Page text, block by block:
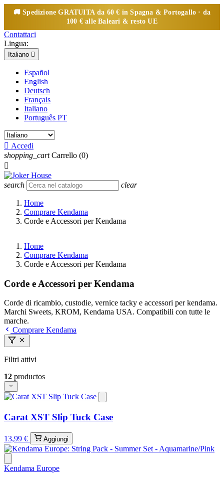
🚚 SpedizioneGRATUITA da 60 € in Spagna & Portogallo · da
100 € alle Baleari & resto UE
Contattaci
Lingua:
Italiano 
Español
English
Deutsch
Français
Italiano
Português PT
 Accedi
shopping_cart Carrello (0)

search clear
Home
Comprare Kendama
Corde e Accessori per Kendama
Home
Comprare Kendama
Corde e Accessori per Kendama
Corde e Accessori per Kendama
Corde di ricambio, custodie, vernice tacky e accessori per kendama.
Marchi Sweets, KROM, Kendama USA. Compatibili con tutte le
marche.
Comprare Kendama
Filtri attivi
12 productos
Carat XST Slip Tuck Case
13,99 € Aggiungi
Kendama Europe